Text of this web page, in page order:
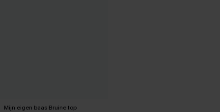
Mijn eigen baas Bruine top